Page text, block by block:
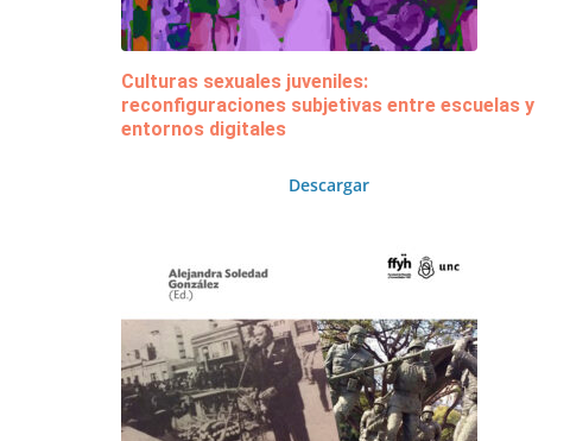
Culturas sexuales juveniles:
reconfiguraciones subjetivas entre escuelas y
entornos digitales
Descargar